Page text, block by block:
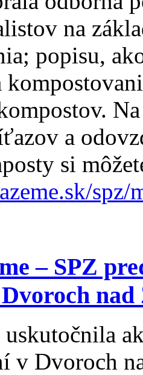
na
popisu,
a
si
spz/
– SPZ
uskutočnila
v Dvoroch